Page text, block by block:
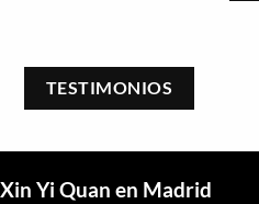
TESTIMONIOS
Xin Yi Quan en Madrid